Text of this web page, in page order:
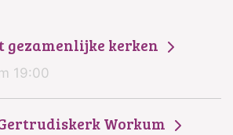
gezamenlijke kerken
19:00
Workum